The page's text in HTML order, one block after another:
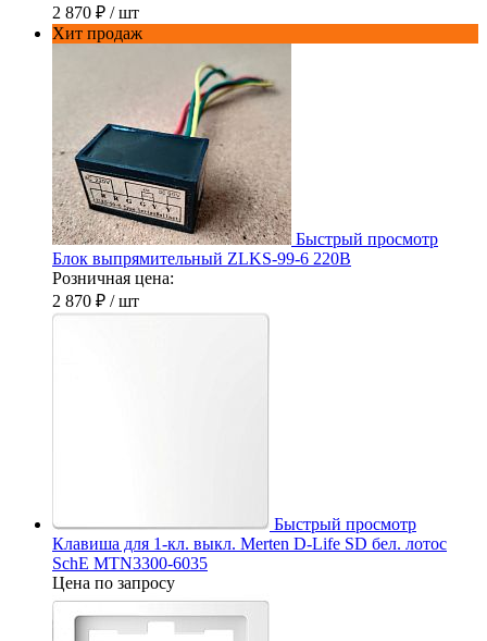
2 870 ₽ / шт
Хит продаж
Быстрый просмотр
Блок выпрямительный ZLKS-99-6 220В
Розничная цена:
2 870 ₽ / шт
Быстрый просмотр
Клавиша для 1-кл. выкл. Merten D-Life SD бел. лотос
SchE MTN3300-6035
Цена по запросу